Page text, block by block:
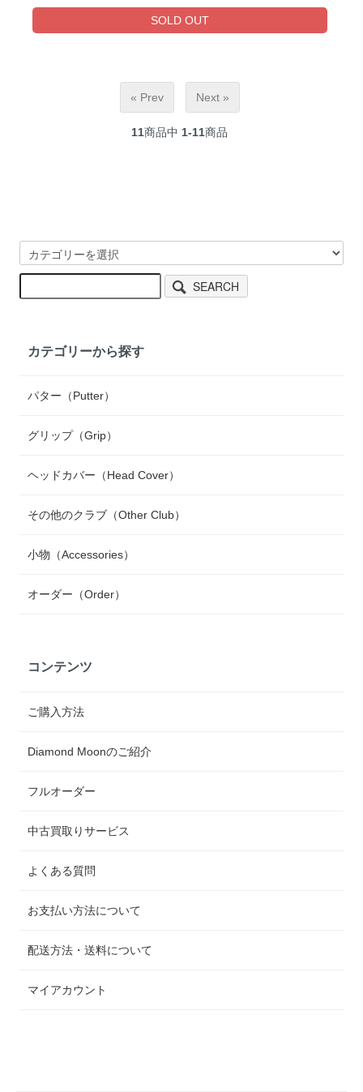
SOLD OUT
« Prev Next »
11商品中 1-11商品
SEARCH
カテゴリーから探す
パター（Putter）
グリップ（Grip）
ヘッドカバー（Head Cover）
その他のクラブ（Other Club）
小物（Accessories）
オーダー（Order）
コンテンツ
ご購入方法
Diamond Moonのご紹介
フルオーダー
中古買取りサービス
よくある質問
お支払い方法について
配送方法・送料について
マイアカウント